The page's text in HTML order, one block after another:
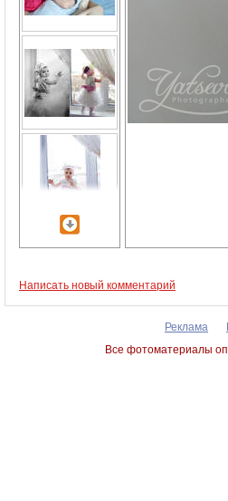
Написать новый комментарий
Реклама
Все фотоматериалы